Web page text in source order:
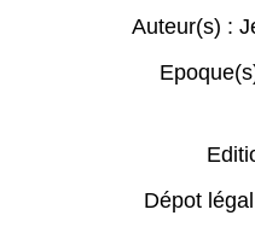
Auteur(s) :
Dépot